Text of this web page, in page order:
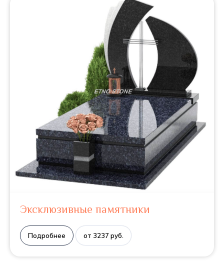
Эксклюзивные памятники
Подробнее от 3237 руб.